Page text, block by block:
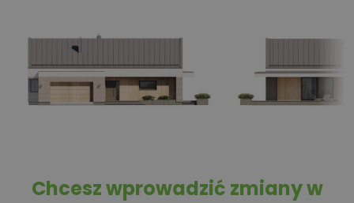
Chcesz wprowadzić zmiany w